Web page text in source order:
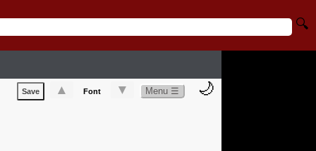
🔍
Save ▲ Font ▼ Menu ☰ 🌙